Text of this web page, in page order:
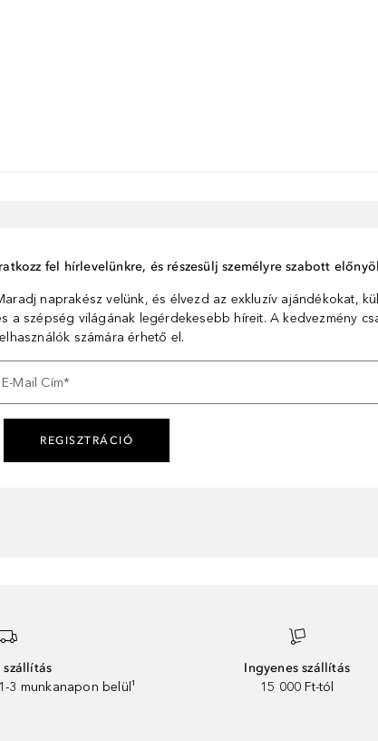
fel hírlevelünkre, és részesülj személyre szabott
naprakész velünk, és élvezd az exkluzív ajándékokat,
a szépség világának legérdekesebb híreit. A kedvezmény
számára érhető el.
E-Mail Cím*
REGISZTRÁCIÓ
szállítás
3 munkanapon belül¹
Ingyenes szállítás
15 000 Ft-tól